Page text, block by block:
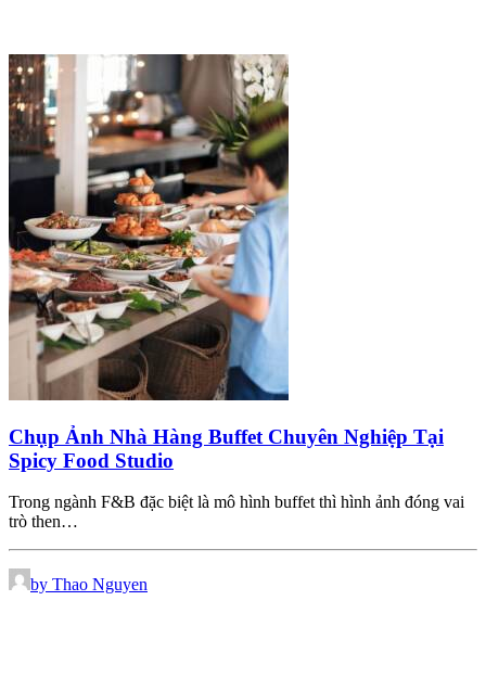
Chụp Ảnh Nhà Hàng Buffet Chuyên Nghiệp Tại
Spicy Food Studio
Trong ngành F&B đặc biệt là mô hình buffet thì hình ảnh đóng vai
trò then…
by Thao Nguyen